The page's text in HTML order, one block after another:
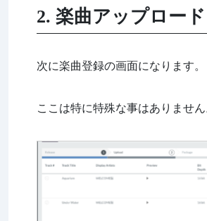
2. 楽曲アップロー
次に楽曲登録の画面になります。
ここは特に特殊な事はありません